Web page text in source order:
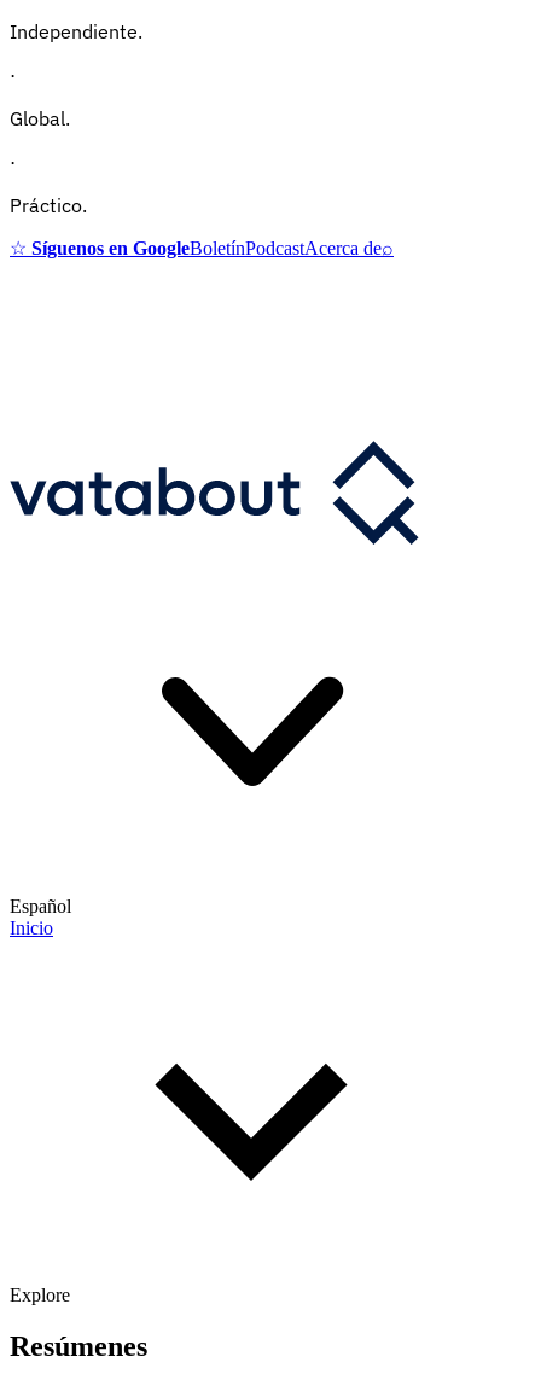
Independiente.
·
Global.
·
Práctico.
☆ Síguenos en GoogleBoletínPodcastAcerca de⌕
Español
Inicio
Explore
Resúmenes